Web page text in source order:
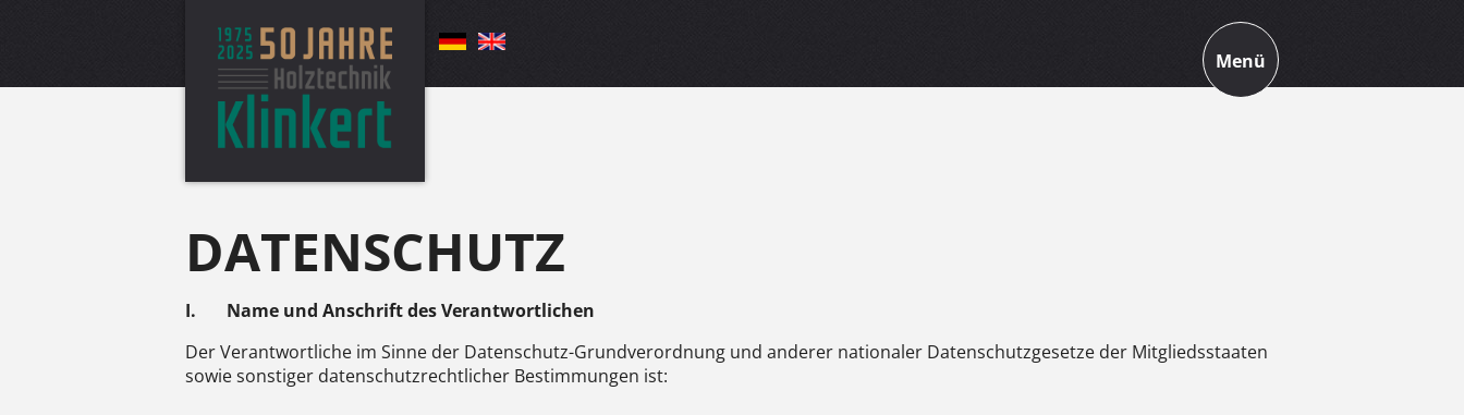
Menü
DATENSCHUTZ
I. Name und Anschrift des Verantwortlichen
Der Verantwortliche im Sinne der Datenschutz-Grundverordnung und anderer nationaler Datenschutzgesetze der Mitgliedsstaaten
sowie sonstiger datenschutzrechtlicher Bestimmungen ist: